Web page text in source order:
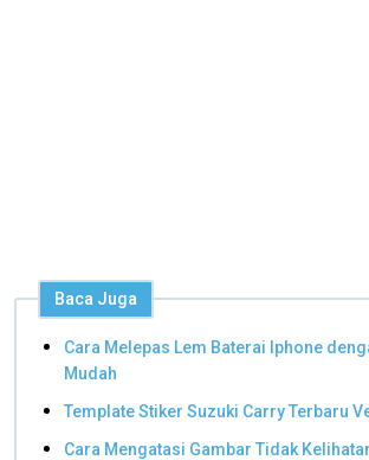
Baca Juga
Cara Melepas Lem Baterai Iphone
Mudah
Template Stiker Suzuki Carry Terbaru
Cara Mengatasi Gambar Tidak